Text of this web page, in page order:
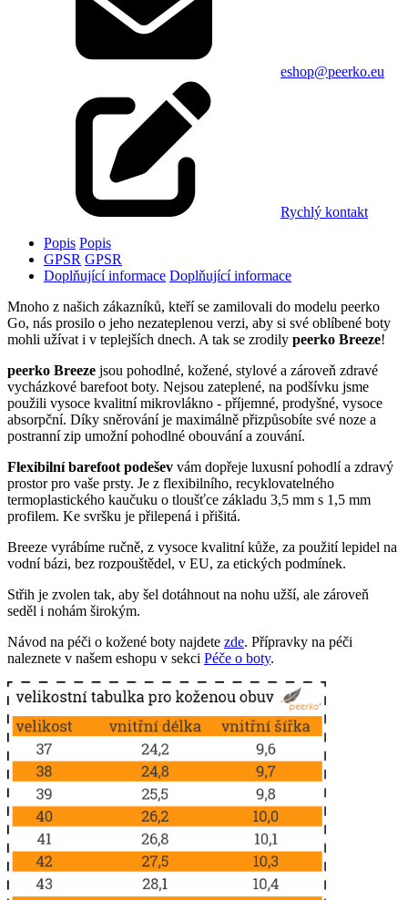
eshop@peerko.eu
Rychlý kontakt
Popis Popis
GPSR GPSR
Doplňující informace Doplňující informace
Mnoho z našich zákazníků, kteří se zamilovali do modelu peerko
Go, nás prosilo o jeho nezateplenou verzi, aby si své oblíbené boty
mohli užívat i v teplejších dnech. A tak se zrodily peerko Breeze!
peerko Breeze jsou pohodlné, kožené, stylové a zároveň zdravé
vycházkové barefoot boty. Nejsou zateplené, na podšívku jsme
použili vysoce kvalitní mikrovlákno - příjemné, prodyšné, vysoce
absorpční. Díky sněrování je maximálně přizpůsobíte své noze a
postranní zip umožní pohodlné obouvání a zouvání.
Flexibilní barefoot podešev vám dopřeje luxusní pohodlí a zdravý
prostor pro vaše prsty. Je z flexibilního, recyklovatelného
termoplastického kaučuku o tloušťce základu 3,5 mm s 1,5 mm
profilem. Ke svršku je přilepená i přišitá.
Breeze vyrábíme ručně, z vysoce kvalitní kůže, za použití lepidel na
vodní bázi, bez rozpouštědel, v EU, za etických podmínek.
Střih je zvolen tak, aby šel dotáhnout na nohu užší, ale zároveň
seděl i nohám širokým.
Návod na péči o kožené boty najdete zde. Přípravky na péči
naleznete v našem eshopu v sekci Péče o boty.